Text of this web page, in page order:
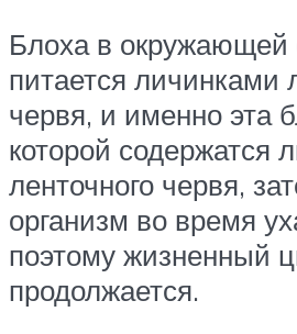
Блоха в окружающей
питается личинками
червя, и именно эта
которой содержатся
ленточного червя,
организм во время
поэтому жизненный
продолжается.